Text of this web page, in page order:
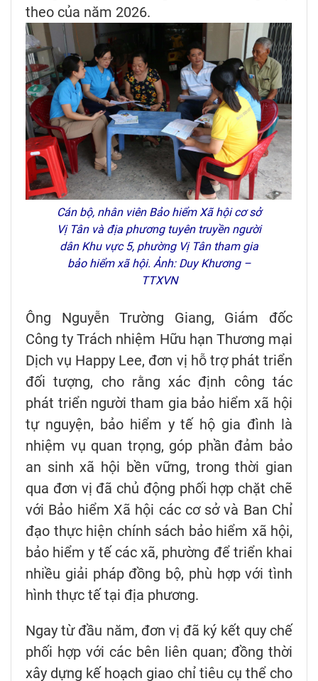
theo của năm 2026.
Cán bộ, nhân viên Bảo hiểm Xã hội cơ sở
Vị Tân và địa phương tuyên truyền người
dân Khu vực 5, phường Vị Tân tham gia
bảo hiểm xã hội. Ảnh: Duy Khương –
TTXVN
Ông Nguyễn Trường Giang, Giám đốc
Công ty Trách nhiệm Hữu hạn Thương mại
Dịch vụ Happy Lee, đơn vị hỗ trợ phát triển
đối tượng, cho rằng xác định công tác
phát triển người tham gia bảo hiểm xã hội
tự nguyện, bảo hiểm y tế hộ gia đình là
nhiệm vụ quan trọng, góp phần đảm bảo
an sinh xã hội bền vững, trong thời gian
qua đơn vị đã chủ động phối hợp chặt chẽ
với Bảo hiểm Xã hội các cơ sở và Ban Chỉ
đạo thực hiện chính sách bảo hiểm xã hội,
bảo hiểm y tế các xã, phường để triển khai
nhiều giải pháp đồng bộ, phù hợp với tình
hình thực tế tại địa phương.
Ngay từ đầu năm, đơn vị đã ký kết quy chế
phối hợp với các bên liên quan; đồng thời
xây dựng kế hoạch giao chỉ tiêu cụ thể cho